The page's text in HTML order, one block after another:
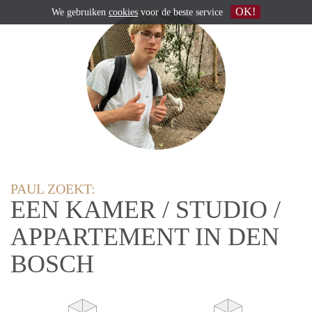
PAUL ZOEKT:
EEN KAMER / STUDIO /
APPARTEMENT IN DEN
BOSCH
We gebruiken cookies voor de beste service OK!